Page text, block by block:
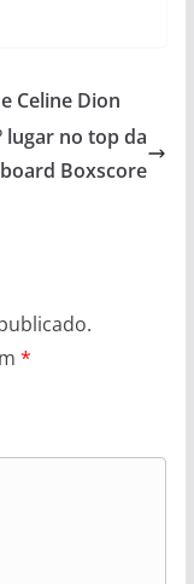
Celine Dion
lugar no top da
Boxscore
*